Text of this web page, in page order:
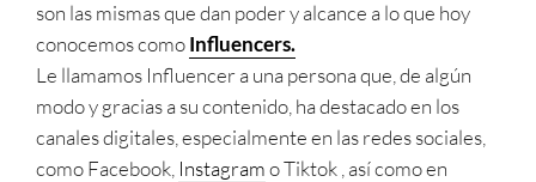
son las mismas que dan poder y alcance a lo que hoy
conocemos comoInfluencers.
Le llamamos Influencer a una persona que, de algún
modo y gracias a su contenido, ha destacado en los
canales digitales, especialmente en las redes sociales,
como Facebook, Instagramo Tiktok , así como en